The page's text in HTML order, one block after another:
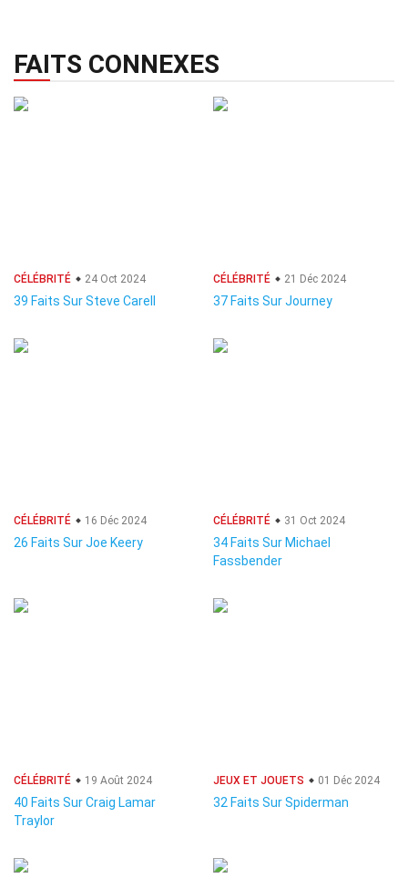
FAITS CONNEXES
CÉLÉBRITÉ 24 Oct 2024
39 Faits Sur Steve Carell
CÉLÉBRITÉ 21 Déc 2024
37 Faits Sur Journey
CÉLÉBRITÉ 16 Déc 2024
26 Faits Sur Joe Keery
CÉLÉBRITÉ 31 Oct 2024
34 Faits Sur Michael
Fassbender
CÉLÉBRITÉ 19 Août 2024
40 Faits Sur Craig Lamar
Traylor
JEUX ET JOUETS 01 Déc 2024
32 Faits Sur Spiderman